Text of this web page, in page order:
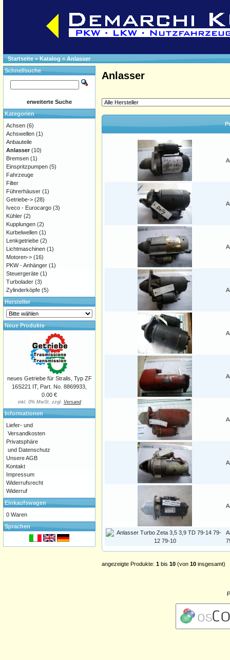
Startseite»Katalog » Anlasser
Anlasser
angezeigte Produkte: 1 bis 10 (von 10 insgesamt)
Schnellsuche
erweiterte Suche
Kategorien
Achsen (6)
Achswellen (1)
Anbauteile
Anlasser (10)
Bremsen (1)
Einspritzpumpen (5)
Fahrzeuge
Filter
Führerhäuser (1)
Getriebe-> (28)
Iveco - Eurocargo (3)
Kühler (2)
Kupplungen (2)
Kurbelwellen (1)
Lenkgetriebe (2)
Lichtmaschinen (1)
Motoren-> (16)
PKW - Anhänger (1)
Steuergeräte (1)
Turbolader (3)
Zylinderköpfe (5)
Hersteller
Neue Produkte
neues Getriebe für Stralis, Typ ZF
16S221 IT, Part. No. 8869933,
0.00 €
inkl. 0% MwSt. zzgl. Versand
Informationen
Liefer- und
Versandkosten
Privatsphäre
und Datenschutz
Unsere AGB
Kontakt
Impressum
Widerrufsrecht
Widerruf
Einkaufswagen
0 Waren
Sprachen